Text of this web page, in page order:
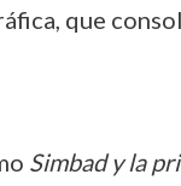
que
Simbad y la